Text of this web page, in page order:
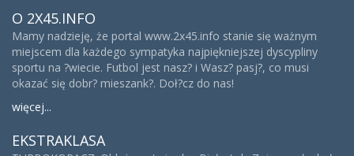
O 2X45.INFO
Mamy nadzieję, że portal www.2x45.info stanie się ważnym
miejscem dla każdego sympatyka najpiękniejszej dyscypliny
sportu na ?wiecie. Futbol jest nasz? i Wasz? pasj?, co musi
okazać się dobr? mieszank?. Doł?cz do nas!
więcej...
EKSTRAKLASA